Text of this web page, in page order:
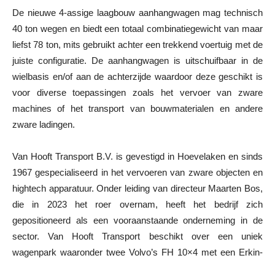
De nieuwe 4-assige laagbouw aanhangwagen mag technisch
40 ton wegen en biedt een totaal combinatiegewicht van maar
liefst 78 ton, mits gebruikt achter een trekkend voertuig met de
juiste configuratie. De aanhangwagen is uitschuifbaar in de
wielbasis en/of aan de achterzijde waardoor deze geschikt is
voor diverse toepassingen zoals het vervoer van zware
machines of het transport van bouwmaterialen en andere
zware ladingen.
Van Hooft Transport B.V. is gevestigd in Hoevelaken en sinds
1967 gespecialiseerd in het vervoeren van zware objecten en
hightech apparatuur. Onder leiding van directeur Maarten Bos,
die in 2023 het roer overnam, heeft het bedrijf zich
gepositioneerd als een vooraanstaande onderneming in de
sector. Van Hooft Transport beschikt over een uniek
wagenpark waaronder twee Volvo’s FH 10×4 met een Erkin-